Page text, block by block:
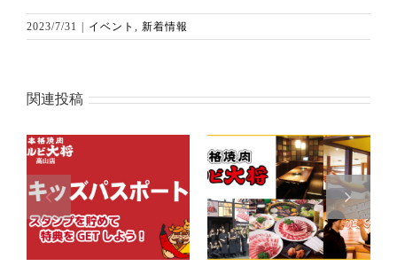
2023/7/31 | イベント 新着情報
関連投稿
令和６年 キッズ
パスポート第2
段 開始！（園
児・小学生が対
象）
令和６年 求人募
集中！高校生・一
般アルバイト 高
山市・焼肉店